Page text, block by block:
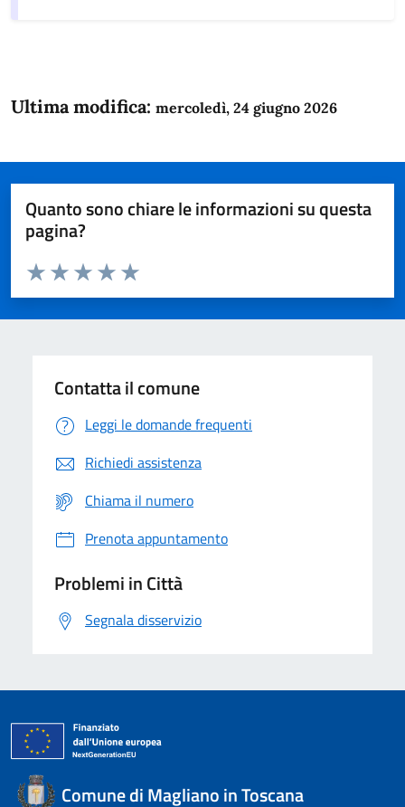
Ultima modifica: mercoledì, 24 giugno 2026
Quanto sono chiare le informazioni su questa
pagina?
Domanda
Valuta da 1 a 5 stelle la pagina
Valuta 5 stelle su 5
Valuta 4 stelle su 5
Valuta 3 stelle su 5
Valuta 2 stelle su 5
Valuta 1 stelle su 5
Contatta il comune
Leggi le domande frequenti
Richiedi assistenza
Chiama il numero
Prenota appuntamento
Problemi in Città
Segnala disservizio
Comune di Magliano in Toscana